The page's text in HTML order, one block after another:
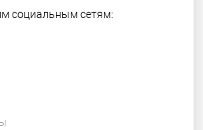
социальным сетям: